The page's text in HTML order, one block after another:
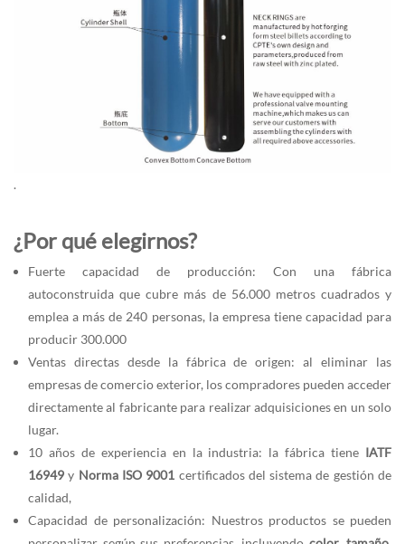
.
¿Por qué elegirnos?
Fuerte capacidad de producción: Con una fábrica
autoconstruida que cubre más de 56.000 metros cuadrados y
emplea a más de 240 personas, la empresa tiene capacidad para
producir 300.000
Ventas directas desde la fábrica de origen: al eliminar las
empresas de comercio exterior, los compradores pueden acceder
directamente al fabricante para realizar adquisiciones en un solo
lugar.
10 años de experiencia en la industria: la fábrica tiene IATF
16949 y Norma ISO 9001 certificados del sistema de gestión de
calidad,
Capacidad de personalización: Nuestros productos se pueden